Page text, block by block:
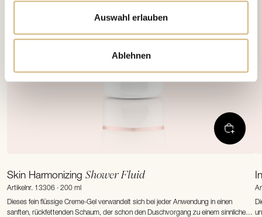
Auswahl erlauben
Ablehnen
Skin HarmonizingShower Fluid
Artikelnr. 13306 · 200 ml
Dieses fein flüssige Creme-Gel verwandelt sich bei jeder Anwendung in einen
sanften, rückfettenden Schaum, der schon den Duschvorgang zu einem sinnlichen